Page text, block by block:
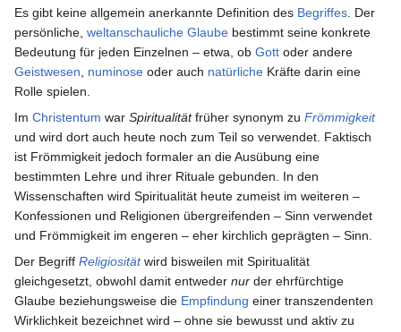
Es gibt keine allgemein anerkannte Definition des Begriffes. Der
persönliche, weltanschauliche Glaube bestimmt seine konkrete
Bedeutung für jeden Einzelnen – etwa, ob Gott oder andere
Geistwesen, numinose oder auch natürliche Kräfte darin eine
Rolle spielen.
Im Christentum war Spiritualitätfrüher synonym zu Frömmigkeit
und wird dort auch heute noch zum Teil so verwendet. Faktisch
ist Frömmigkeit jedoch formaler an die Ausübung eine
bestimmten Lehre und ihrer Rituale gebunden. In den
Wissenschaften wird Spiritualität heute zumeist im weiteren –
Konfessionen und Religionen übergreifenden – Sinn verwendet
und Frömmigkeit im engeren – eher kirchlich geprägten – Sinn.
Der Begriff Religiositätwird bisweilen mit Spiritualität
gleichgesetzt, obwohl damit entweder nur der ehrfürchtige
Glaube beziehungsweise die Empfindung einer transzendenten
Wirklichkeit bezeichnet wird – ohne sie bewusst und aktiv zu